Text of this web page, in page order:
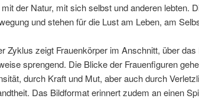
der Natur, mit sich selbst und anderen lebten.
und stehen für die Lust am Leben, am
Zyklus zeigt Frauenkörper im Anschnitt, über
sprengend. Die Blicke der Frauenfiguren
durch Kraft und Mut, aber auch durch
Das Bildformat erinnert zudem an einen